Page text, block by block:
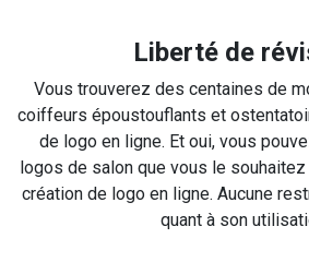
Liberté de
Vous trouverez des centaines de
coiffeurs époustouflants et
de logo en ligne. Et oui, vous
logos de salon que vous le
création de logo en ligne. Aucune
quant à son